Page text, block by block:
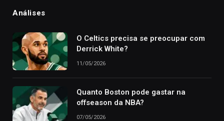
Análises
O Celtics precisa se preocupar com
Derrick White?
11/05/2026
Quanto Boston pode gastar na
offseason da NBA?
07/05/2026